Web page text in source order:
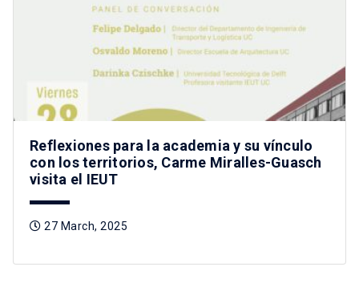
Reflexiones para la academia y su vínculo
con los territorios, Carme Miralles-Guasch
visita el IEUT
27 March, 2025